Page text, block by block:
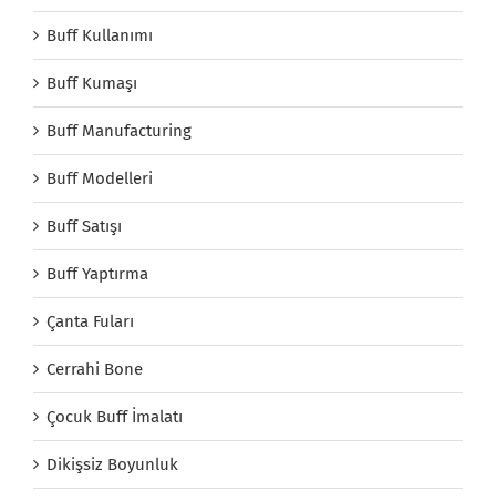
Buff Kullanımı
Buff Kumaşı
Buff Manufacturing
Buff Modelleri
Buff Satışı
Buff Yaptırma
Çanta Fuları
Cerrahi Bone
Çocuk Buff İmalatı
Dikişsiz Boyunluk